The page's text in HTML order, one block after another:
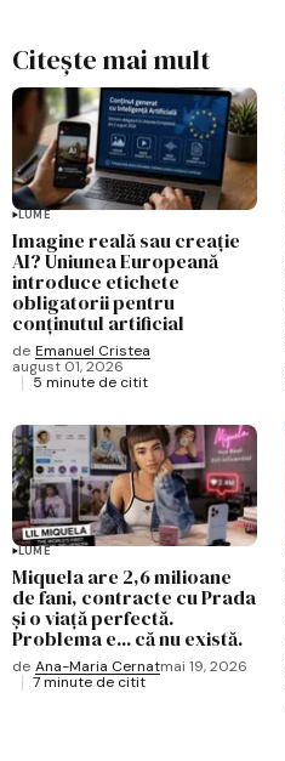
Citește mai mult
LUME
Imagine reală sau creație
AI? Uniunea Europeană
introduce etichete
obligatorii pentru
conținutul artificial
de Emanuel Cristea
august 01, 2026
5 minute de citit
LUME
Miquela are 2,6 milioane
de fani, contracte cu Prada
și o viață perfectă.
Problema e... că nu există.
de Ana-Maria Cernatmai 19, 2026
7 minute de citit